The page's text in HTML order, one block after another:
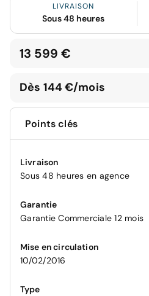
LIVRAISON
Sous 48 heures
13 599 €
Dès 144 €/mois
Points clés
Livraison
Sous 48 heures en agence
Garantie
Garantie Commerciale 12 mois
Mise en circulation
10/02/2016
Type